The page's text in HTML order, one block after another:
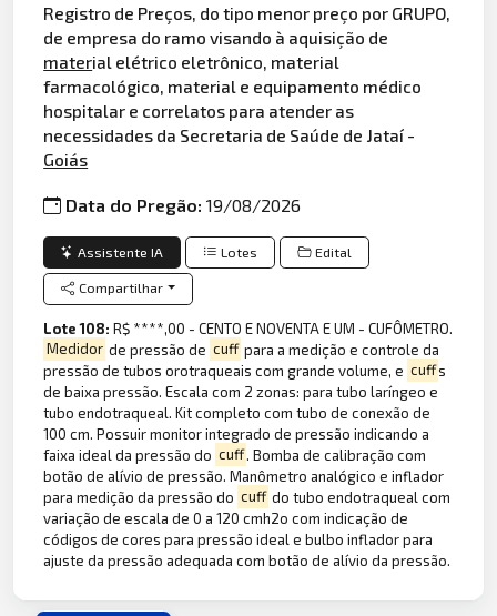
Registro de Preços, do tipo menor preço por GRUPO,
de empresa do ramo visando à aquisição de
material elétrico eletrônico, material
farmacológico, material e equipamento médico
hospitalar e correlatos para atender as
necessidades da Secretaria de Saúde de Jataí -
Goiás
Data do Pregão:19/08/2026
Assistente IA Lotes Edital
Compartilhar
Lote 108:R$ ****,00 - CENTO E NOVENTA E UM - CUFÔMETRO.
Medidor de pressão de cuff para a medição e controle da
pressão de tubos orotraqueais com grande volume, e cuffs
de baixa pressão. Escala com 2 zonas: para tubo laríngeo e
tubo endotraqueal. Kit completo com tubo de conexão de
100 cm. Possuir monitor integrado de pressão indicando a
faixa ideal da pressão do cuff. Bomba de calibração com
botão de alívio de pressão. Manômetro analógico e inflador
para medição da pressão do cuff do tubo endotraqueal com
variação de escala de 0 a 120 cmh2o com indicação de
códigos de cores para pressão ideal e bulbo inflador para
ajuste da pressão adequada com botão de alívio da pressão.